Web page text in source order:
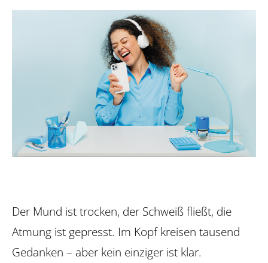
Der Mund ist trocken, der Schweiß fließt, die
Atmung ist gepresst. Im Kopf kreisen tausend
Gedanken – aber kein einziger ist klar.